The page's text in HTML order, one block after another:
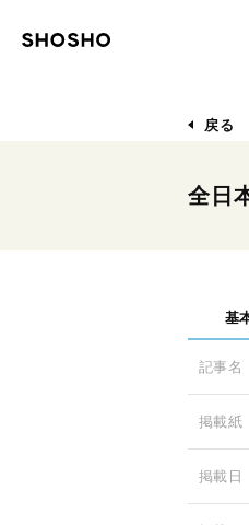
戻る
全日
基
記事名
掲載紙
掲載日